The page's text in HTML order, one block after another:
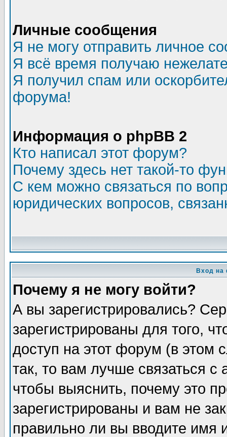
Личные сообщения
Я не могу отправить личное
Я всё время получаю
Я получил спам или
форума!
Информация о phpBB 2
Кто написал этот форум?
Почему здесь нет такой-то
С кем можно связаться по
юридических вопросов,
Вход на
Почему я не могу войти?
А вы зарегистрировались?
зарегистрированы для того,
доступ на этот форум (в этом
так, то вам лучше связаться
чтобы выяснить, почему это
зарегистрированы и вам не
правильно ли вы вводите